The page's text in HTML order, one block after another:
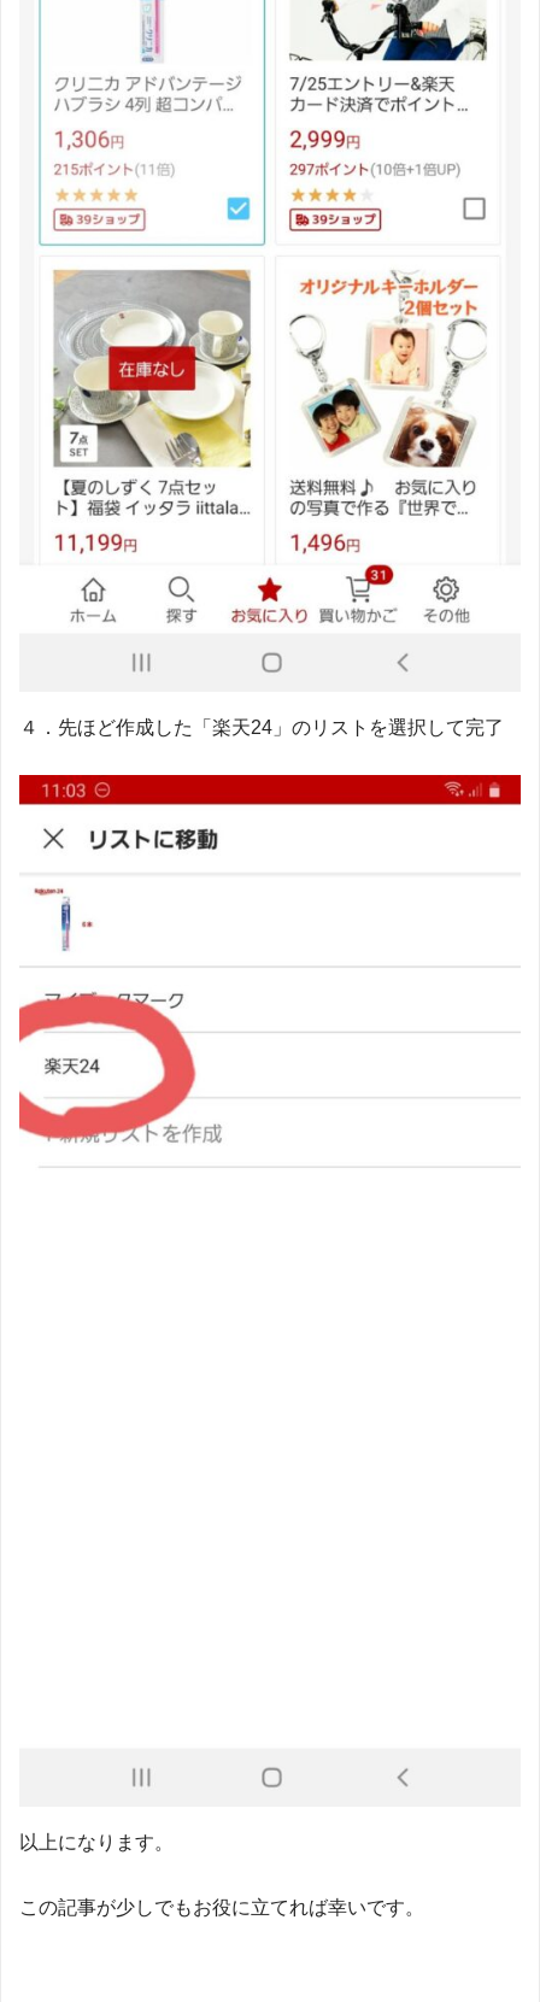
４．先ほど作成した「楽天24」のリストを選択して完了
以上になります。
この記事が少しでもお役に立てれば幸いです。